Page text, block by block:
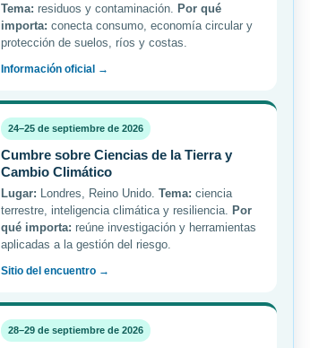
Tema: residuos y contaminación. Por qué
importa: conecta consumo, economía circular y
protección de suelos, ríos y costas.
Información oficial →
24–25 de septiembre de 2026
Cumbre sobre Ciencias de la Tierra y
Cambio Climático
Lugar: Londres, Reino Unido. Tema: ciencia
terrestre, inteligencia climática y resiliencia. Por
qué importa: reúne investigación y herramientas
aplicadas a la gestión del riesgo.
Sitio del encuentro →
28–29 de septiembre de 2026